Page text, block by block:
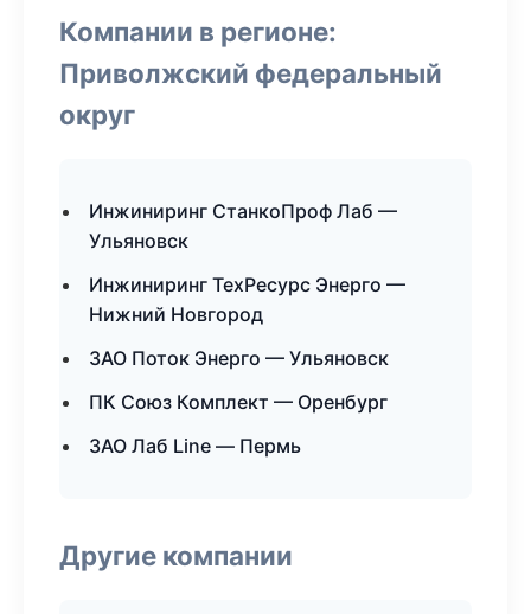
Компании в регионе:
Приволжский федеральный
округ
Инжиниринг СтанкоПроф Лаб —
Ульяновск
Инжиниринг ТехРесурс Энерго —
Нижний Новгород
ЗАО Поток Энерго — Ульяновск
ПК Союз Комплект — Оренбург
ЗАО Лаб Line — Пермь
Другие компании